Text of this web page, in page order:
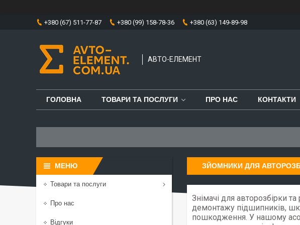
+380 (67) 511-77-87 +380 (99) 158-78-36 +380 (63) 149-89-98
АВТО-ЕЛЕМЕНТ
ГОЛОВНА ТОВАРИ ТА ПОСЛУГИ ПРО НАС КОНТАКТИ
ЗЙОМНИКИ ДЛЯ
Знімачі для авторозбірки
демонтажу підшипників,
пошкодження. У нашому
Товари та послуги
Про нас
Відгуки